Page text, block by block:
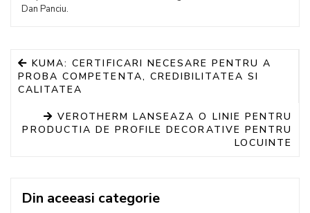
Dan Panciu.
KUMA: CERTIFICARI NECESARE PENTRU A
PROBA COMPETENTA, CREDIBILITATEA SI
CALITATEA
VEROTHERM LANSEAZA O LINIE PENTRU
PRODUCTIA DE PROFILE DECORATIVE PENTRU
LOCUINTE
Din aceeasi categorie